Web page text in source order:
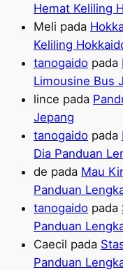
Hemat Keliling
Meli pada
Keliling
tanogaido pada
Limousine Bus
lince pada
Jepang
tanogaido pada
Dia Panduan
de pada Mau
Panduan
tanogaido pada
Panduan
Caecil pada
Panduan